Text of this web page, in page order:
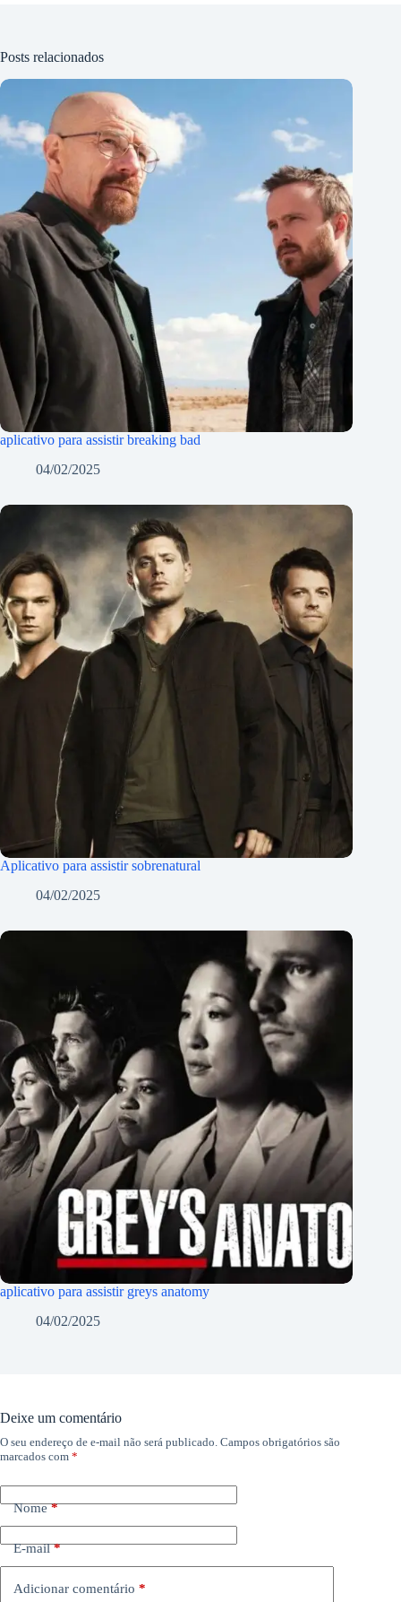
Posts relacionados
aplicativo para assistir breaking bad
04/02/2025
Aplicativo para assistir sobrenatural
04/02/2025
aplicativo para assistir greys anatomy
04/02/2025
Deixe um comentário
O seu endereço de e-mail não será publicado. Campos obrigatórios são
marcados com *
Nome*
E-mail*
Adicionar comentário *